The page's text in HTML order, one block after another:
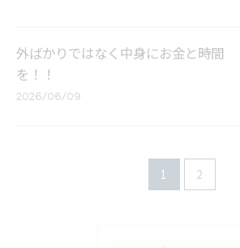
外ばかりではなく中身にお金と時間
を！！
2026/06/09
1 2